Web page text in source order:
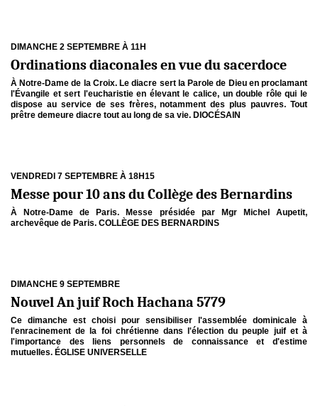
DIMANCHE 2 SEPTEMBRE À 11H
Ordinations diaconales en vue du sacerdoce
À Notre-Dame de la Croix. Le diacre sert la Parole de Dieu en proclamant
l'Évangile et sert l'eucharistie en élevant le calice, un double rôle qui le
dispose au service de ses frères, notamment des plus pauvres. Tout
prêtre demeure diacre tout au long de sa vie. DIOCÉSAIN
VENDREDI 7 SEPTEMBRE À 18H15
Messe pour 10 ans du Collège des Bernardins
À Notre-Dame de Paris. Messe présidée par Mgr Michel Aupetit,
archevêque de Paris. COLLÈGE DES BERNARDINS
DIMANCHE 9 SEPTEMBRE
Nouvel An juif Roch Hachana 5779
Ce dimanche est choisi pour sensibiliser l'assemblée dominicale à
l'enracinement de la foi chrétienne dans l'élection du peuple juif et à
l'importance des liens personnels de connaissance et d'estime
mutuelles. ÉGLISE UNIVERSELLE